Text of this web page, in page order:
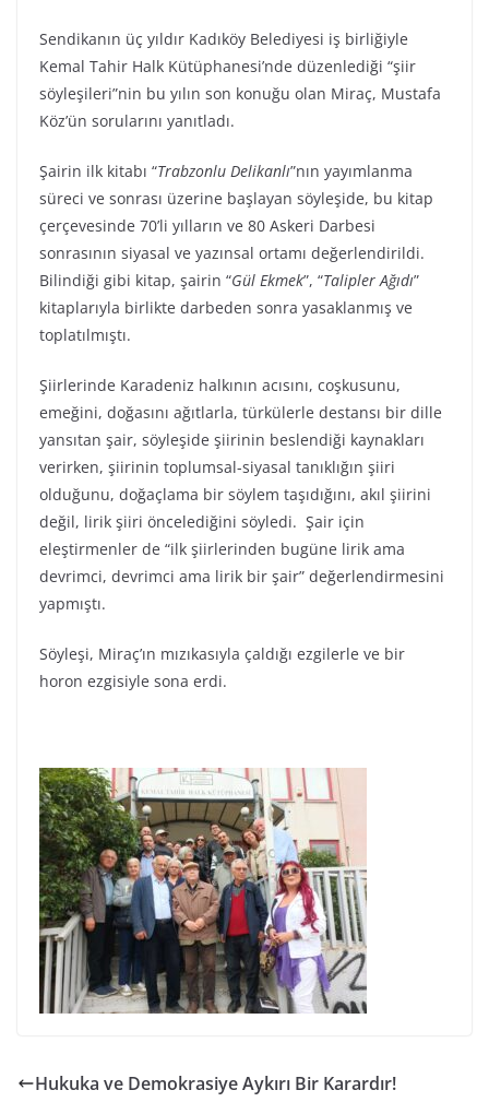
Sendikanın üç yıldır Kadıköy Belediyesi iş birliğiyle
Kemal Tahir Halk Kütüphanesi’nde düzenlediği “şiir
söyleşileri”nin bu yılın son konuğu olan Miraç, Mustafa
Köz’ün sorularını yanıtladı.
Şairin ilk kitabı “Trabzonlu Delikanlı”nın yayımlanma
süreci ve sonrası üzerine başlayan söyleşide, bu kitap
çerçevesinde 70’li yılların ve 80 Askeri Darbesi
sonrasının siyasal ve yazınsal ortamı değerlendirildi.
Bilindiği gibi kitap, şairin “Gül Ekmek”, “Talipler Ağıdı”
kitaplarıyla birlikte darbeden sonra yasaklanmış ve
toplatılmıştı.
Şiirlerinde Karadeniz halkının acısını, coşkusunu,
emeğini, doğasını ağıtlarla, türkülerle destansı bir dille
yansıtan şair, söyleşide şiirinin beslendiği kaynakları
verirken, şiirinin toplumsal-siyasal tanıklığın şiiri
olduğunu, doğaçlama bir söylem taşıdığını, akıl şiirini
değil, lirik şiiri öncelediğini söyledi. Şair için
eleştirmenler de “ilk şiirlerinden bugüne lirik ama
devrimci, devrimci ama lirik bir şair” değerlendirmesini
yapmıştı.
Söyleşi, Miraç’ın mızıkasıyla çaldığı ezgilerle ve bir
horon ezgisiyle sona erdi.
Hukuka ve Demokrasiye Aykırı Bir Karardır!